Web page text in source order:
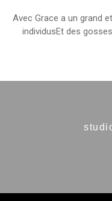
Avec Grace a un grand
individusEt des